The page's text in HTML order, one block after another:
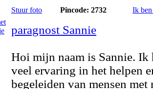
Stuur foto Pincode: 2732 Ik
paragnost Sannie
Hoi mijn naam is Sannie. Ik
veel ervaring in het helpen
begeleiden van mensen met